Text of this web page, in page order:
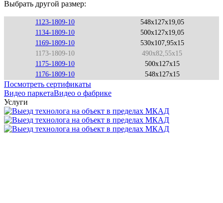
Выбрать другой размер:
1123-1809-10
548x127x19,05
1134-1809-10
500x127x19,05
1169-1809-10
530x107,95x15
1173-1809-10
490x82,55x15
1175-1809-10
500x127x15
1176-1809-10
548x127x15
Посмотреть сертификаты
Видео паркетаВидео о фабрике
Услуги